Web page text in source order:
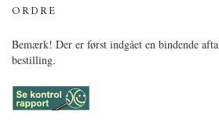
ORDRE
Bemærk! Der er først indgået en bindende
bestilling.